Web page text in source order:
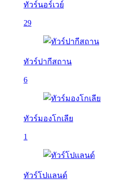
ทัวร์นอร์เวย์
29
ทัวร์ปากีสถาน
6
ทัวร์มองโกเลีย
1
ทัวร์โปแลนด์